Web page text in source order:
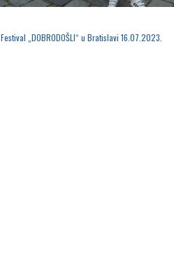
Festival „DOBRODOŠLI“ u Bratislavi 16.07.2023.